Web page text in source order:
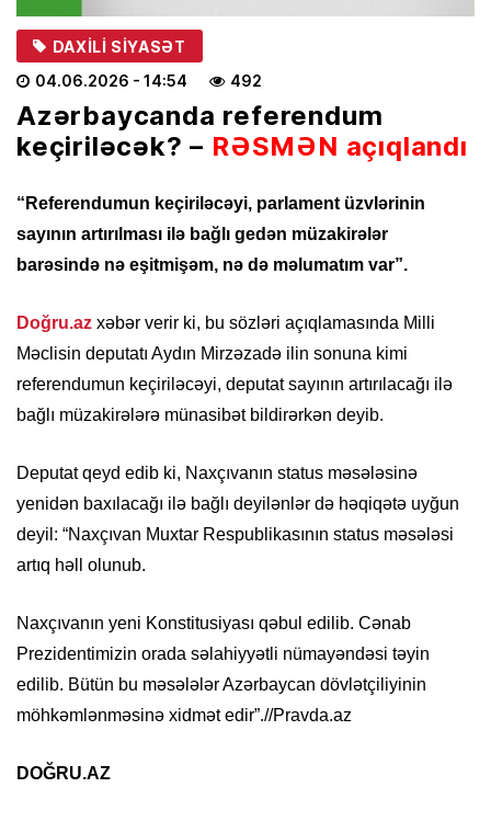
DAXILI SIYASƏT
04.06.2026 - 14:54 492
Azərbaycanda referendum
keçiriləcək? – RƏSMƏN açıqlandı
“Referendumun keçiriləcəyi, parlament üzvlərinin
sayının artırılması ilə bağlı gedən müzakirələr
barəsində nə eşitmişəm, nə də məlumatım var”.
Doğru.az xəbər verir ki, bu sözləri açıqlamasında Milli
Məclisin deputatı Aydın Mirzəzadə ilin sonuna kimi
referendumun keçiriləcəyi, deputat sayının artırılacağı ilə
bağlı müzakirələrə münasibət bildirərkən deyib.
Deputat qeyd edib ki, Naxçıvanın status məsələsinə
yenidən baxılacağı ilə bağlı deyilənlər də həqiqətə uyğun
deyil: “Naxçıvan Muxtar Respublikasının status məsələsi
artıq həll olunub.
Naxçıvanın yeni Konstitusiyası qəbul edilib. Cənab
Prezidentimizin orada səlahiyyətli nümayəndəsi təyin
edilib. Bütün bu məsələlər Azərbaycan dövlətçiliyinin
möhkəmlənməsinə xidmət edir”.//Pravda.az
DOĞRU.AZ